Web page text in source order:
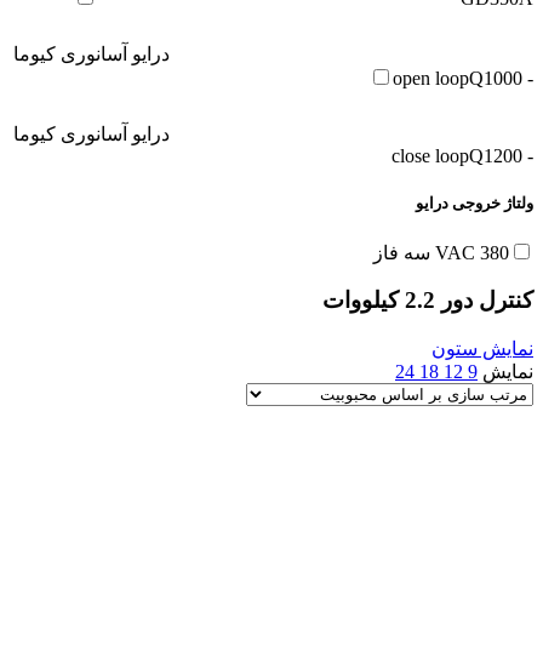
درایو آسانوری کیوما
- open loop
Q1000
درایو آسانوری کیوما
- close loop
Q1200
ولتاژ خروجی درایو
380 VAC سه فاز
کنترل دور 2.2 کیلووات
نمایش ستون
نمایش 9
12
18
24